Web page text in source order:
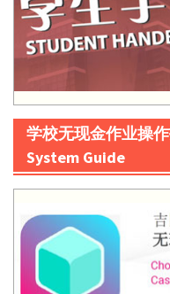
学校无现金作业操
System Guide